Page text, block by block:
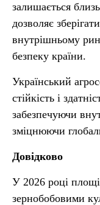
залишається
дозволяє
внутрішньому
безпеку країни.
Український
стійкість і
забезпечуючи
зміцнюючи
Довідково
У 2026 році
зернобобовими